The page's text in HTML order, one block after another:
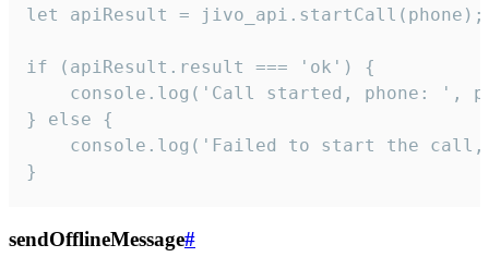
let apiResult = jivo_api.startCall(phone);
if (apiResult.result === 'ok') {
console.log('Call started, phone: ',
} else {
console.log('Failed to start the
}
sendOfflineMessage#